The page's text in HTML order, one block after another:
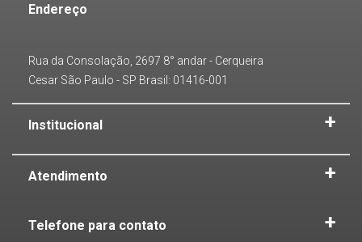
Endereço
Rua da Consolação, 2697 8° andar - Cerqueira
Cesar São Paulo - SP Brasil: 01416-001
Institucional
Atendimento
Telefone para contato